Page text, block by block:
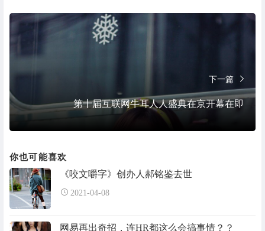
下一篇
第十届互联网牛耳人人盛典在京开幕在即
你也可能喜欢
《咬文嚼字》创办人郝铭鉴去世
2021-04-08
网易再出奇招，连HR都这么会搞事情？？